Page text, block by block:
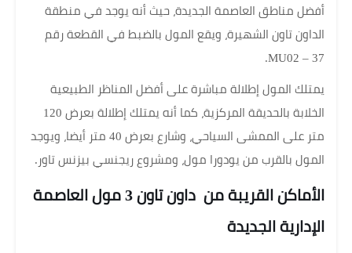
أفضل مناطق العاصمة الجديدة، حيث أنه يوجد في منطقة
الداون تاون الشهيرة، ويقع المول بالضبط في القطعة رقم
MU02 – 37.
يمتلك المول إطلالة مباشرة على أفضل المناظر الطبيعية
الخلابة بالحديقة المركزية، كما أنه يمتلك إطلالة بعرض 120
متر على الممشى السياحي، وشارع بعرض 40 متر أيضا، ويوجد
المول بالقرب من يودورا مول، ومشروع ريجنسي بيزنس تاور.
الأماكن القريبة من داون تاون 3 مول العاصمة
الإدارية الجديدة